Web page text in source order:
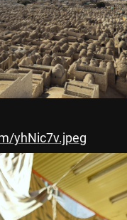
yhNic7v.jpeg